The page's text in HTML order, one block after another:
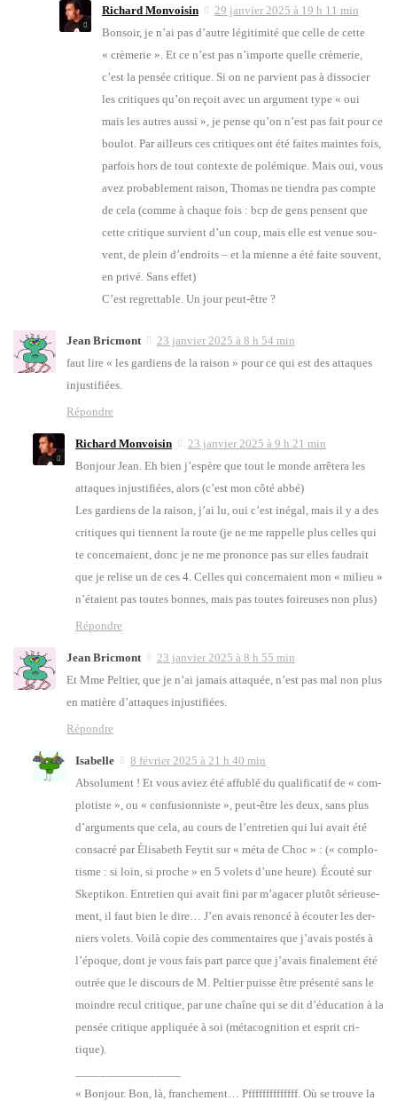
Richard Monvoisin
29 janvier 2025 à 19 h 11 min
Bon­soir, je n’ai pas d’autre légi­ti­mi­té que celle de cette
« crè­me­rie ». Et ce n’est pas n’im­porte quelle crè­me­rie,
c’est la pen­sée cri­tique. Si on ne par­vient pas à dis­so­cier
les cri­tiques qu’on reçoit avec un argu­ment type « oui
mais les autres aus­si », je pense qu’on n’est pas fait pour ce
bou­lot. Par ailleurs ces cri­tiques ont été faites maintes fois,
par­fois hors de tout contexte de polé­mique. Mais oui, vous
avez pro­ba­ble­ment rai­son, Tho­mas ne tien­dra pas compte
de cela (comme à chaque fois : bcp de gens pensent que
cette cri­tique sur­vient d’un coup, mais elle est venue sou­
vent, de plein d’en­droits – et la mienne a été faite sou­vent,
en pri­vé. Sans effet)
C’est regret­table. Un jour peut-être ?
Jean Bricmont
23 janvier 2025 à 8 h 54 min
faut lire « les gar­diens de la rai­son » pour ce qui est des attaques
injus­ti­fiées.
Répondre
Richard Monvoisin
23 janvier 2025 à 9 h 21 min
Bon­jour Jean. Eh bien j’es­père que tout le monde arrê­te­ra les
attaques injus­ti­fiées, alors (c’est mon côté abbé)
Les gar­diens de la rai­son, j’ai lu, oui c’est inégal, mais il y a des
cri­tiques qui tiennent la route (je ne me rap­pelle plus celles qui
te concer­naient, donc je ne me pro­nonce pas sur elles fau­drait
que je relise un de ces 4. Celles qui concer­naient mon « milieu »
n’é­taient pas toutes bonnes, mais pas toutes foi­reuses non plus)
Répondre
Jean Bricmont
23 janvier 2025 à 8 h 55 min
Et Mme Pel­tier, que je n’ai jamais atta­quée, n’est pas mal non plus
en matière d’at­taques injus­ti­fiées.
Répondre
Isabelle
8 février 2025 à 21 h 40 min
Abso­lu­ment ! Et vous aviez été affu­blé du qua­li­fi­ca­tif de « com­
plo­tiste », ou « confu­sion­niste », peut-être les deux, sans plus
d’ar­gu­ments que cela, au cours de l’en­tre­tien qui lui avait été
consa­cré par Éli­sa­beth Fey­tit sur « méta de Choc » : (« com­plo­
tisme : si loin, si proche » en 5 volets d’une heure). Écou­té sur
Skep­ti­kon. Entre­tien qui avait fini par m’a­ga­cer plu­tôt sérieu­se­
ment, il faut bien le dire… J’en avais renon­cé à écou­ter les der­
niers volets. Voi­là copie des com­men­taires que j’a­vais pos­tés à
l’é­poque, dont je vous fais part parce que j’a­vais fina­le­ment été
outrée que le dis­cours de M. Pel­tier puisse être pré­sen­té sans le
moindre recul cri­tique, par une chaîne qui se dit d’é­du­ca­tion à la
pen­sée cri­tique appli­quée à soi (méta­cog­ni­tion et esprit cri­
tique).
« Bon­jour. Bon, là, fran­che­ment… Pffffffffffffff. Où se trouve la